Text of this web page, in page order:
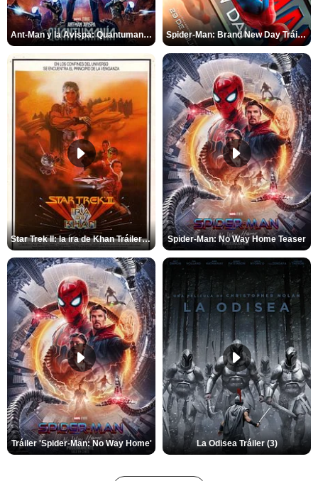
Ant-Man y la Avispa: Quantumanía Tráiler (2) Spider-Man: Brand New Day Tráiler (3)
Star Trek II: la ira de Khan Tráiler VO Spider-Man: No Way Home Teaser
Tráiler 'Spider-Man: No Way Home' La Odisea Tráiler (3)